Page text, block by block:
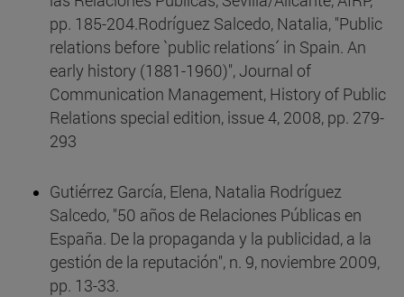
pp. 185-204.Rodríguez Salcedo, Natalia, "Public
relations before `public relations´ in Spain. An
early history (1881-1960)", Journal of
Communication Management, History of Public
Relations special edition, issue 4, 2008, pp. 279-
293
Gutiérrez García, Elena, Natalia Rodríguez
Salcedo, "50 años de Relaciones Públicas en
España. De la propaganda y la publicidad, a la
gestión de la reputación", n. 9, noviembre 2009,
pp. 13-33.